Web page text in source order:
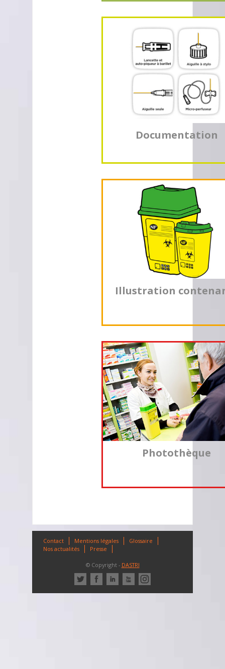
Documentation
Illustration
Photothèque
Contact Mentions légales
Glossaire
Nos actualités
Presse
© Copyright - DASTRI